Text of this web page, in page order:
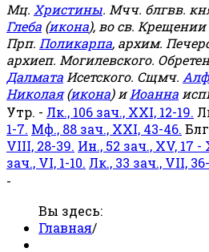
Мц. Христины. Мчч. блгвв.
Глеба (икона), во св.
Прп. Поликарпа, архим.
архиеп. Могилевского.
Далмата Исетского. Сщмч.
Николая(икона) иИоанна
Утр. - Лк., 106 зач., XXI, 12-19.
1-7. Мф., 88 зач., XXI, 43-46.
VIII, 28-39. Ин., 52 зач., XV, 17 -
зач., VI, 1-10. Лк., 33 зач., VII,
-
Вы здесь:
Главная/